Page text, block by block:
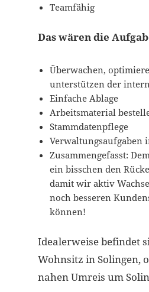
Teamfähig
Das wären die
Überwachen,
unterstützen der
Einfache Ablage
Arbeitsmaterial
Stammdatenpflege
Verwaltungsaufgaben
Zusammengefasst:
ein bisschen den
damit wir aktiv
noch besseren
können!
Idealerweise befindet
Wohnsitz in Solingen,
nahen Umreis um